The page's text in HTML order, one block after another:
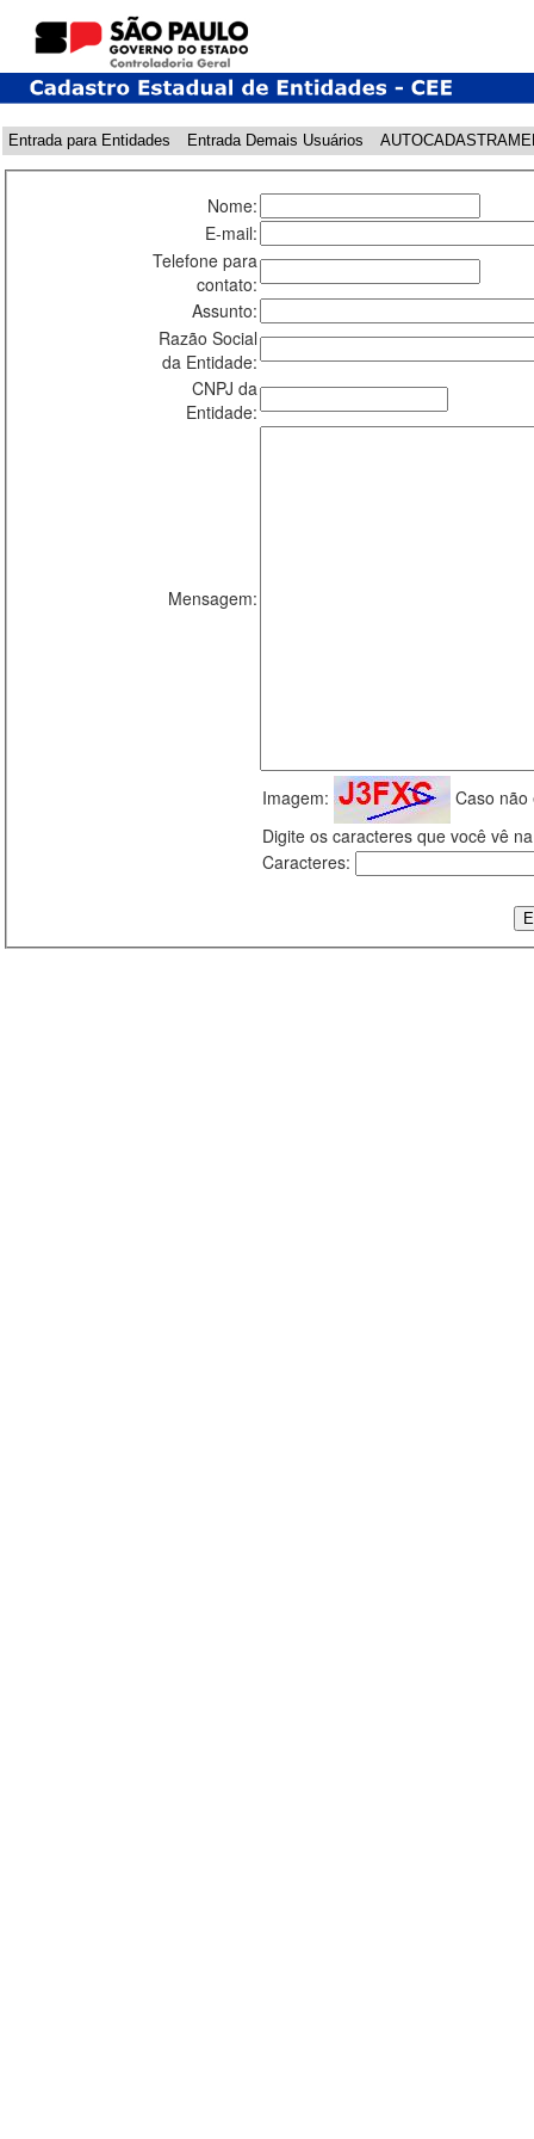
Entrada para Entidades Entrada Demais Usuários
Nome:
E-mail:
Telefone para
contato:
Assunto:
Razão Social
da Entidade:
CNPJ da
Entidade:
Mensagem:
Imagem:
Caso
Digite os caracteres que você vê
Caracteres: